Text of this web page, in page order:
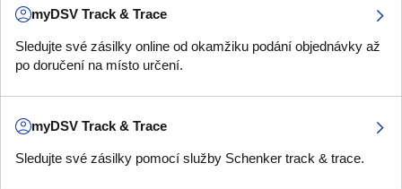
myDSV Track & Trace
Sledujte své zásilky online od okamžiku podání objednávky až
po doručení na místo určení.
myDSV Track & Trace
Sledujte své zásilky pomocí služby Schenker track & trace.